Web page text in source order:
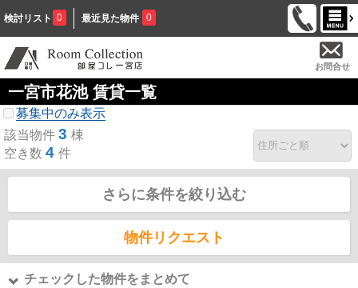
検討リスト 0 最近見た物件 0
お問合せ
一宮市花池 賃貸一覧
募集中のみ表示
該当物件 3 棟
空き数 4 件
さらに条件を絞り込む
物件リクエスト
チェックした物件をまとめて